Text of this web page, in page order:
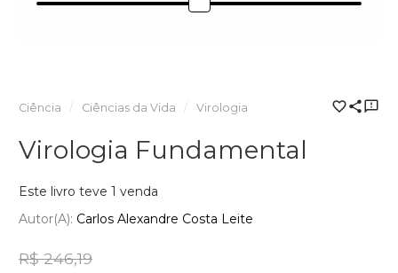
Ciência Ciências da Vida Virologia
Virologia Fundamental
Este livro teve 1 venda
Autor(a): Carlos Alexandre Costa Leite
R$ 246,19